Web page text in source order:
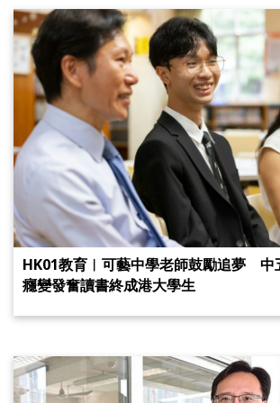
HK01教育︱可藝中學老師鼓勵追夢 中
癮變發奮讀書終成港大學生